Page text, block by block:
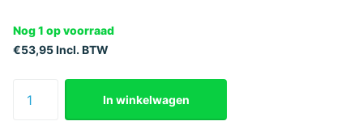
Nog 1 op voorraad
€53,95 Incl. BTW
In winkelwagen